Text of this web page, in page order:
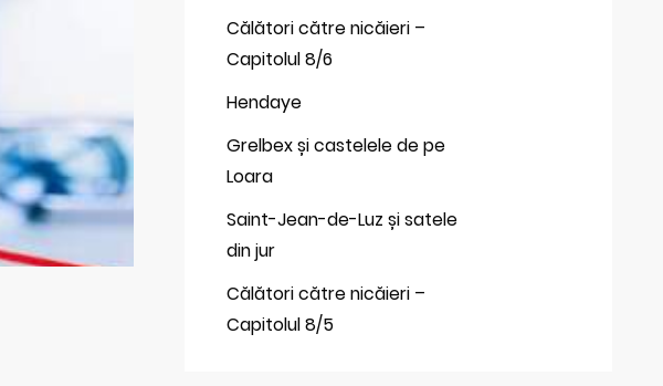
Călători către nicăieri –
Capitolul 8/6
Hendaye
Grelbex și castelele de pe
Loara
Saint-Jean-de-Luz și satele
din jur
Călători către nicăieri –
Capitolul 8/5